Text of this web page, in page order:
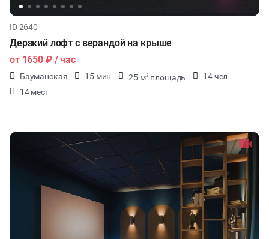
ID 2640
Дерзкий лофт с верандой на крыше
от 1650 ₽/ час
Бауманская 15 мин 25 м2 площадь
14 чел
14 мест